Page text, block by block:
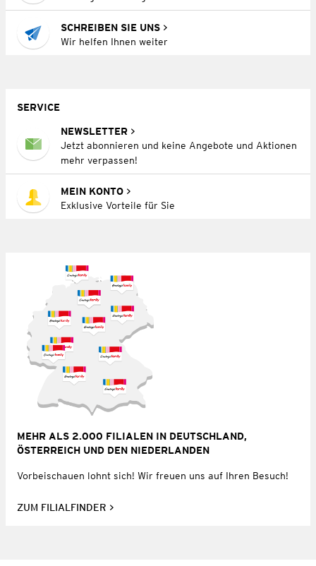
SCHREIBEN SIE UNS
Wir helfen Ihnen weiter
SERVICE
NEWSLETTER
Jetzt abonnieren und keine Angebote und Aktionen
mehr verpassen!
MEIN KONTO
Exklusive Vorteile für Sie
MEHR ALS 2.000 FILIALEN IN DEUTSCHLAND,
ÖSTERREICH UND DEN NIEDERLANDEN
Vorbeischauen lohnt sich! Wir freuen uns auf Ihren Besuch!
ZUM FILIALFINDER